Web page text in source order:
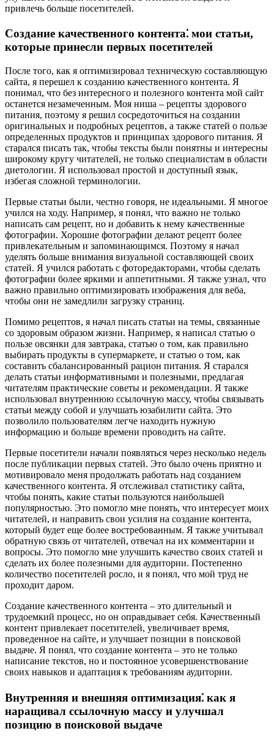
привлечь больше посетителей.
Создание качественного контента⁚ мои статьи,
которые принесли первых посетителей
После того, как я оптимизировал техническую составляющую
сайта, я перешел к созданию качественного контента. Я
понимал, что без интересного и полезного контента мой сайт
останется незамеченным. Моя ниша – рецепты здорового
питания, поэтому я решил сосредоточиться на создании
оригинальных и подробных рецептов, а также статей о пользе
определенных продуктов и принципах здорового питания. Я
старался писать так, чтобы тексты были понятны и интересны
широкому кругу читателей, не только специалистам в области
диетологии. Я использовал простой и доступный язык,
избегая сложной терминологии.
Первые статьи были, честно говоря, не идеальными. Я многое
учился на ходу. Например, я понял, что важно не только
написать сам рецепт, но и добавить к нему качественные
фотографии. Хорошие фотографии делают рецепт более
привлекательным и запоминающимся. Поэтому я начал
уделять больше внимания визуальной составляющей своих
статей. Я учился работать с фоторедакторами, чтобы сделать
фотографии более яркими и аппетитными. Я также узнал, что
важно правильно оптимизировать изображения для веба,
чтобы они не замедлили загрузку страниц.
Помимо рецептов, я начал писать статьи на темы, связанные
со здоровым образом жизни. Например, я написал статью о
пользе овсянки для завтрака, статью о том, как правильно
выбирать продукты в супермаркете, и статью о том, как
составить сбалансированный рацион питания. Я старался
делать статьи информативными и полезными, предлагая
читателям практические советы и рекомендации. Я также
использовал внутреннюю ссылочную массу, чтобы связывать
статьи между собой и улучшать юзабилити сайта. Это
позволило пользователям легче находить нужную
информацию и больше времени проводить на сайте.
Первые посетители начали появляться через несколько недель
после публикации первых статей. Это было очень приятно и
мотивировало меня продолжать работать над созданием
качественного контента. Я отслеживал статистику сайта,
чтобы понять, какие статьи пользуются наибольшей
популярностью. Это помогло мне понять, что интересует моих
читателей, и направить свои усилия на создание контента,
который будет еще более востребованным. Я также учитывал
обратную связь от читателей, отвечал на их комментарии и
вопросы. Это помогло мне улучшить качество своих статей и
сделать их более полезными для аудитории. Постепенно
количество посетителей росло, и я понял, что мой труд не
проходит даром.
Создание качественного контента – это длительный и
трудоемкий процесс, но он оправдывает себя. Качественный
контент привлекает посетителей, увеличивает время,
проведенное на сайте, и улучшает позиции в поисковой
выдаче. Я понял, что создание контента – это не только
написание текстов, но и постоянное усовершенствование
своих навыков и адаптация к требованиям аудитории.
Внутренняя и внешняя оптимизация⁚ как я
наращивал ссылочную массу и улучшал
позицию в поисковой выдаче